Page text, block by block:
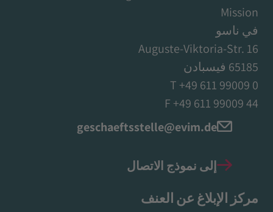
Mission
في ناسو
Auguste-Viktoria-Str. 16
65185 فيسبادن
T +49 611 99009 0
F +49 611 99009 44
geschaeftsstelle@evim.de
إلى نموذج الاتصال
مركز الإبلاغ عن العنف